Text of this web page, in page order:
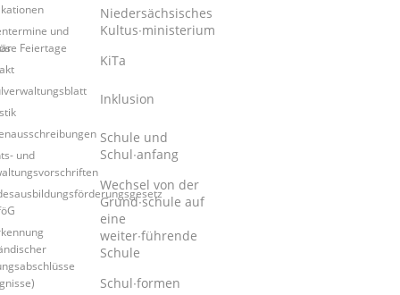
und
Feiertage
und
Niedersächsisches
Kultus∙ministerium
KiTa
Inklusion
Schule und
Schul∙anfang
Wechsel von der
Grund∙schule auf
eine
weiter∙führende
Schule
Schul∙formen